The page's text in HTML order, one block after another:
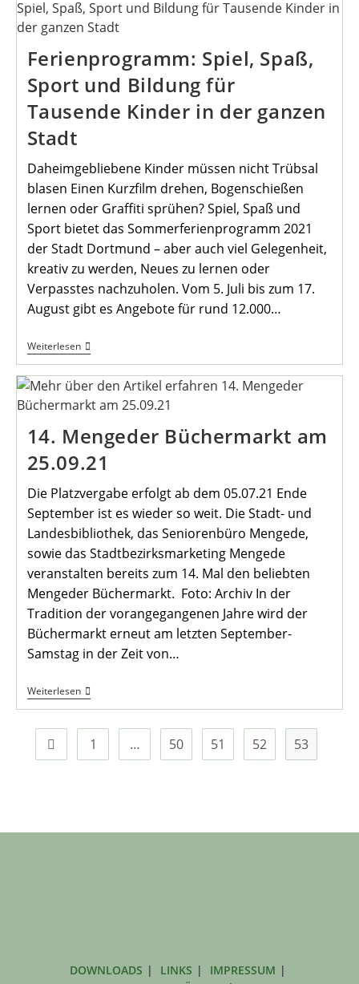
Um
Eine
Ferienprogramm: Spiel, Spaß,
Sport und Bildung für
Tausende Kinder in der ganzen
Stadt
Daheimgebliebene Kinder müssen nicht Trübsal
blasen Einen Kurzfilm drehen, Bogenschießen
lernen oder Graffiti sprühen? Spiel, Spaß und
Sport bietet das Sommerferienprogramm 2021
der Stadt Dortmund – aber auch viel Gelegenheit,
kreativ zu werden, Neues zu lernen oder
Verpasstes nachzuholen. Vom 5. Juli bis zum 17.
August gibt es Angebote für rund 12.000…
WeiterlesenFerienprogramm:
Spiel,
Sport
Und
Bildung
Tausende
Kinder
In
Der
Ganzen
Stadt
14. Mengeder Büchermarkt am
25.09.21
Die Platzvergabe erfolgt ab dem 05.07.21 Ende
September ist es wieder so weit. Die Stadt- und
Landesbibliothek, das Seniorenbüro Mengede,
sowie das Stadtbezirksmarketing Mengede
veranstalten bereits zum 14. Mal den beliebten
Mengeder Büchermarkt. Foto: Archiv In der
Tradition der vorangegangenen Jahre wird der
Büchermarkt erneut am letzten September-
Samstag in der Zeit von…
Weiterlesen14.
Mengeder
Am
25.09.21
Zur vorherigen Seite
1 … 50 51 52 53
DOWNLOADS LINKS
IMPRESSUM